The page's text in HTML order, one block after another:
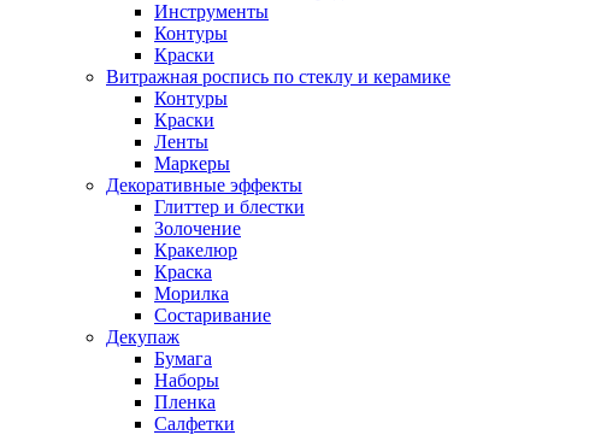
Инструменты
Контуры
Краски
Витражная роспись по стеклу и керамике
Контуры
Краски
Ленты
Маркеры
Декоративные эффекты
Глиттер и блестки
Золочение
Кракелюр
Краска
Морилка
Состаривание
Декупаж
Бумага
Наборы
Пленка
Салфетки